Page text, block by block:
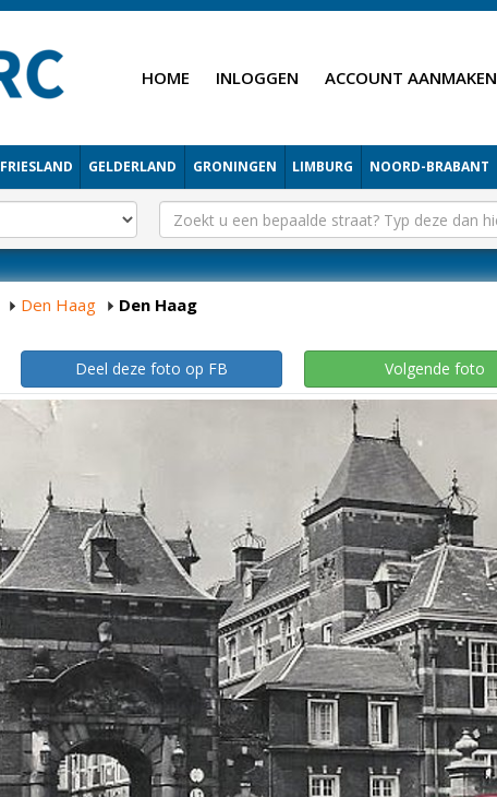
HOME INLOGGEN ACCOUNT AANMAKEN
FRIESLAND GELDERLAND GRONINGEN LIMBURG NOORD-BRABANT
Den Haag Den Haag
Deel deze foto op FB Volgende foto